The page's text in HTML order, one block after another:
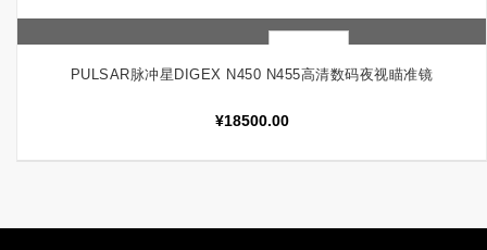
加入购物车 快速查看
PULSAR脉冲星DIGEX N450 N455高清数码夜视瞄准镜
¥18500.00